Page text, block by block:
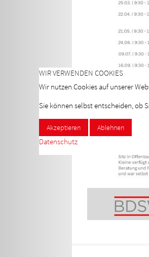
WIR VERWENDEN COOKIES
Wir nutzen Cookies auf unserer
Sie können selbst entscheiden, ob
Akzeptieren Ablehnen
Datenschutz